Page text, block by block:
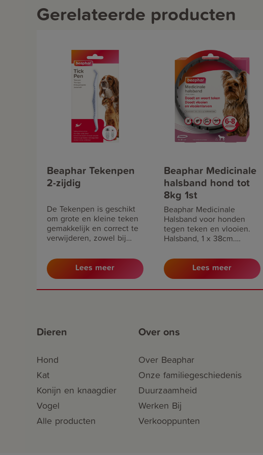
Gerelateerde producten
Beaphar Tekenpen
2-zijdig
De Tekenpen is geschikt
om grote en kleine teken
gemakkelijk en correct te
verwijderen, zowel bij
belangrijk om te
voorkomen dat ze hun
maaginhoud (met
Lees meer
Beaphar Medicinale
halsband hond tot
8kg 1st
Beaphar Medicinale
Halsband voor honden
tegen teken en vlooien.
Halsband, 1 x 38cm.
8kg en ouder dan 7
weken leeftijd.
Werkingsduur tot 8
maanden.
Lees meer
Dieren
Hond
Kat
Konijn en knaagdier
Vogel
Alle producten
Over ons
Over Beaphar
Onze familiegeschiedenis
Duurzaamheid
Werken Bij
Verkooppunten